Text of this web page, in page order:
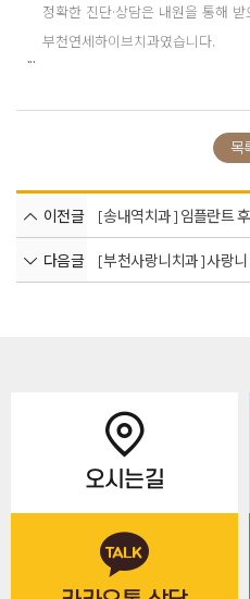
정확한 진단·상담은 내원을 통해
부천연세하이브치과였습니다.
```
목
이전글 [송내역치과] 임플란트
다음글 [부천사랑니치과] 사랑니
오시는길